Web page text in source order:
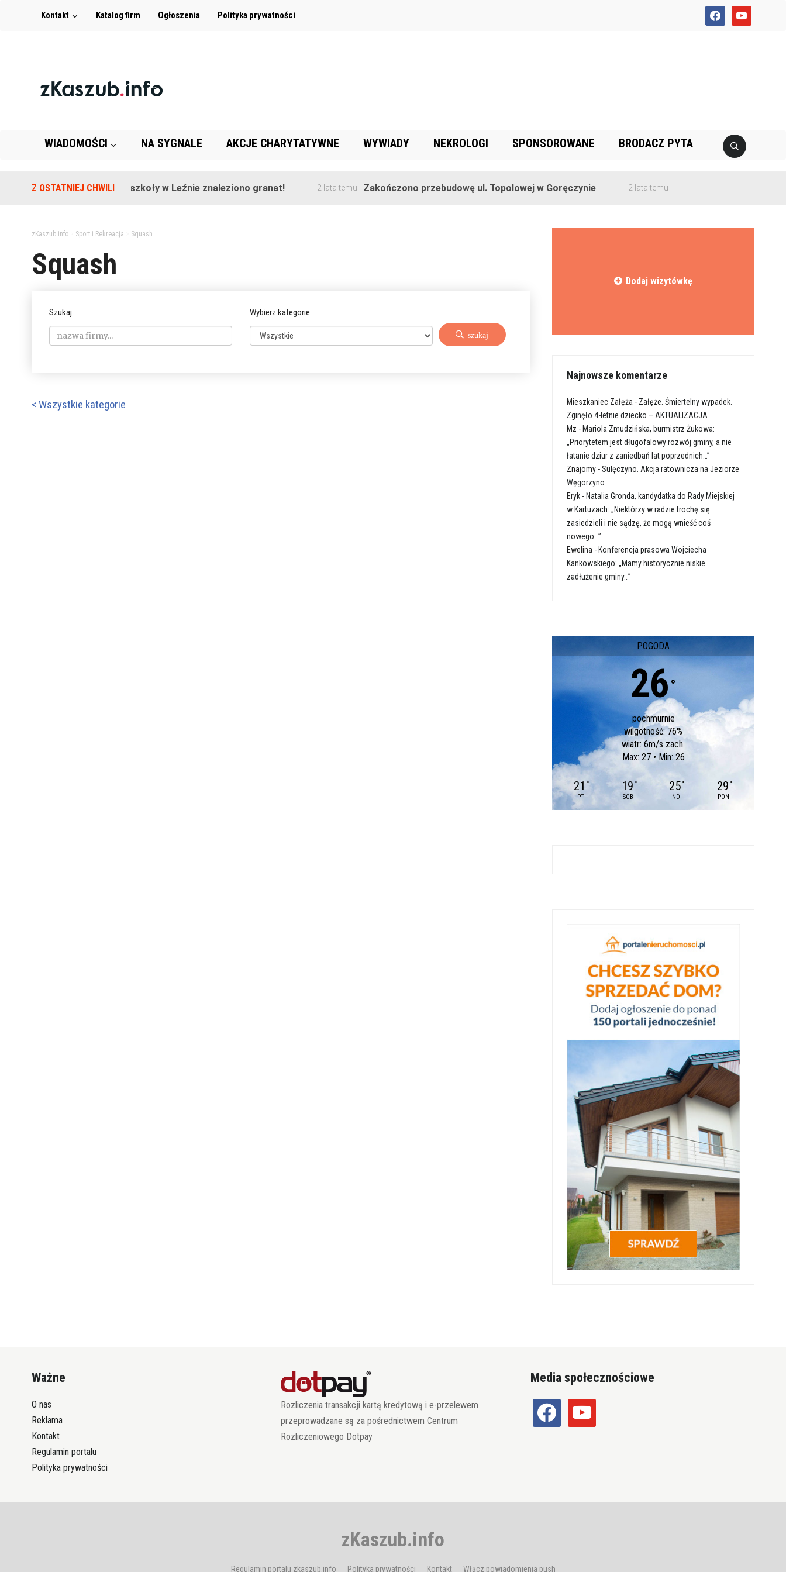
facebookyoutube
Kontakt Katalog firm Ogłoszenia Polityka prywatności
WIADOMOŚCI NA SYGNALE AKCJE CHARYTATYWNE WYWIADY NEKROLOGI SPONSOROWANE BRODACZ PYTA
Z OSTATNIEJ CHWILI
Na terenie szkoły w Leźnie znaleziono granat! 2 lata temu Zakończono przebudowę ul. Topolowej w Goręczynie 2 lata temu
zKaszub.info> Sport i Rekreacja Squash
Squash
Szukaj Wybierz kategorie
szukaj
< Wszystkie kategorie
Dodaj wizytówkę
Najnowsze komentarze
Mieszkaniec Załęża - Załęże. Śmiertelny wypadek.
Zginęło 4-letnie dziecko – AKTUALIZACJA
Mz - Mariola Zmudzińska, burmistrz Żukowa:
„Priorytetem jest długofalowy rozwój gminy, a nie
łatanie dziur z zaniedbań lat poprzednich…”
Znajomy -Sulęczyno. Akcja ratownicza na Jeziorze
Węgorzyno
Eryk - Natalia Gronda, kandydatka do Rady Miejskiej
w Kartuzach: „Niektórzy w radzie trochę się
zasiedzieli i nie sądzę, że mogą wnieść coś
nowego…”
Ewelina - Konferencja prasowa Wojciecha
Kankowskiego: „Mamy historycznie niskie
zadłużenie gminy…”
POGODA
26 °
pochmurnie
wilgotność: 76%
wiatr: 6m/s zach.
Max: 27 • Min: 26
21 °
PT
19 °
SOB
25 °
ND
29 °
PON
Ważne
O nas
Reklama
Kontakt
Regulamin portalu
Polityka prywatności
Rozliczenia transakcji kartą kredytową i e-przelewem
przeprowadzane są za pośrednictwem Centrum
Rozliczeniowego Dotpay
Media społecznościowe
facebook youtube
zKaszub.info
Regulamin portalu zkaszub.info Polityka prywatności Kontakt Włącz powiadomienia push